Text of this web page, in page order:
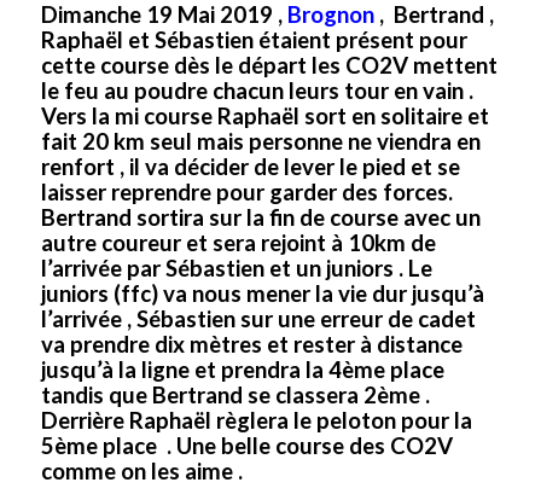
Dimanche 19 Mai 2019 , Brognon, Bertrand ,
Raphaël et Sébastien étaient présent pour
cette course dès le départ les CO2V mettent
le feu au poudre chacun leurs tour en vain .
Vers la mi course Raphaël sort en solitaire et
fait 20 km seul mais personne ne viendra en
renfort , il va décider de lever le pied et se
laisser reprendre pour garder des forces.
Bertrand sortira sur la fin de course avec un
autre coureur et sera rejoint à 10km de
l’arrivée par Sébastien et un juniors . Le
juniors (ffc) va nous mener la vie dur jusqu’à
l’arrivée , Sébastien sur une erreur de cadet
va prendre dix mètres et rester à distance
jusqu’à la ligne et prendra la 4ème place
tandis que Bertrand se classera 2ème .
Derrière Raphaël règlera le peloton pour la
5ème place . Une belle course des CO2V
comme on les aime .